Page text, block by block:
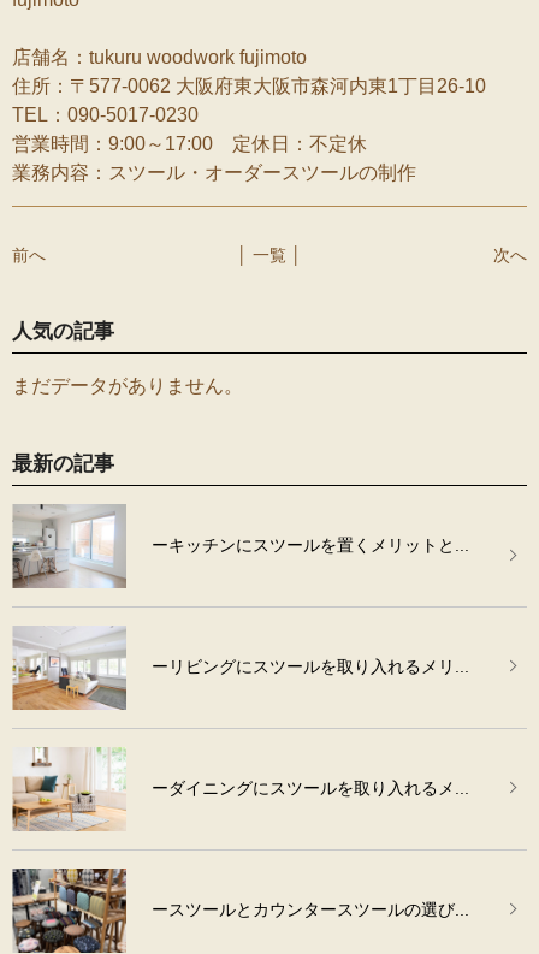
店舗名：tukuru woodwork fujimoto
住所：〒577-0062 大阪府東大阪市森河内東1丁目26-10
TEL：090-5017-0230
営業時間：9:00～17:00 定休日：不定休
業務内容：スツール・オーダースツールの制作
前へ 次へ
│ 一覧 │
人気の記事
まだデータがありません。
最新の記事
ーキッチンにスツールを置くメリットと...
ーリビングにスツールを取り入れるメリ...
ーダイニングにスツールを取り入れるメ...
ースツールとカウンタースツールの選び...